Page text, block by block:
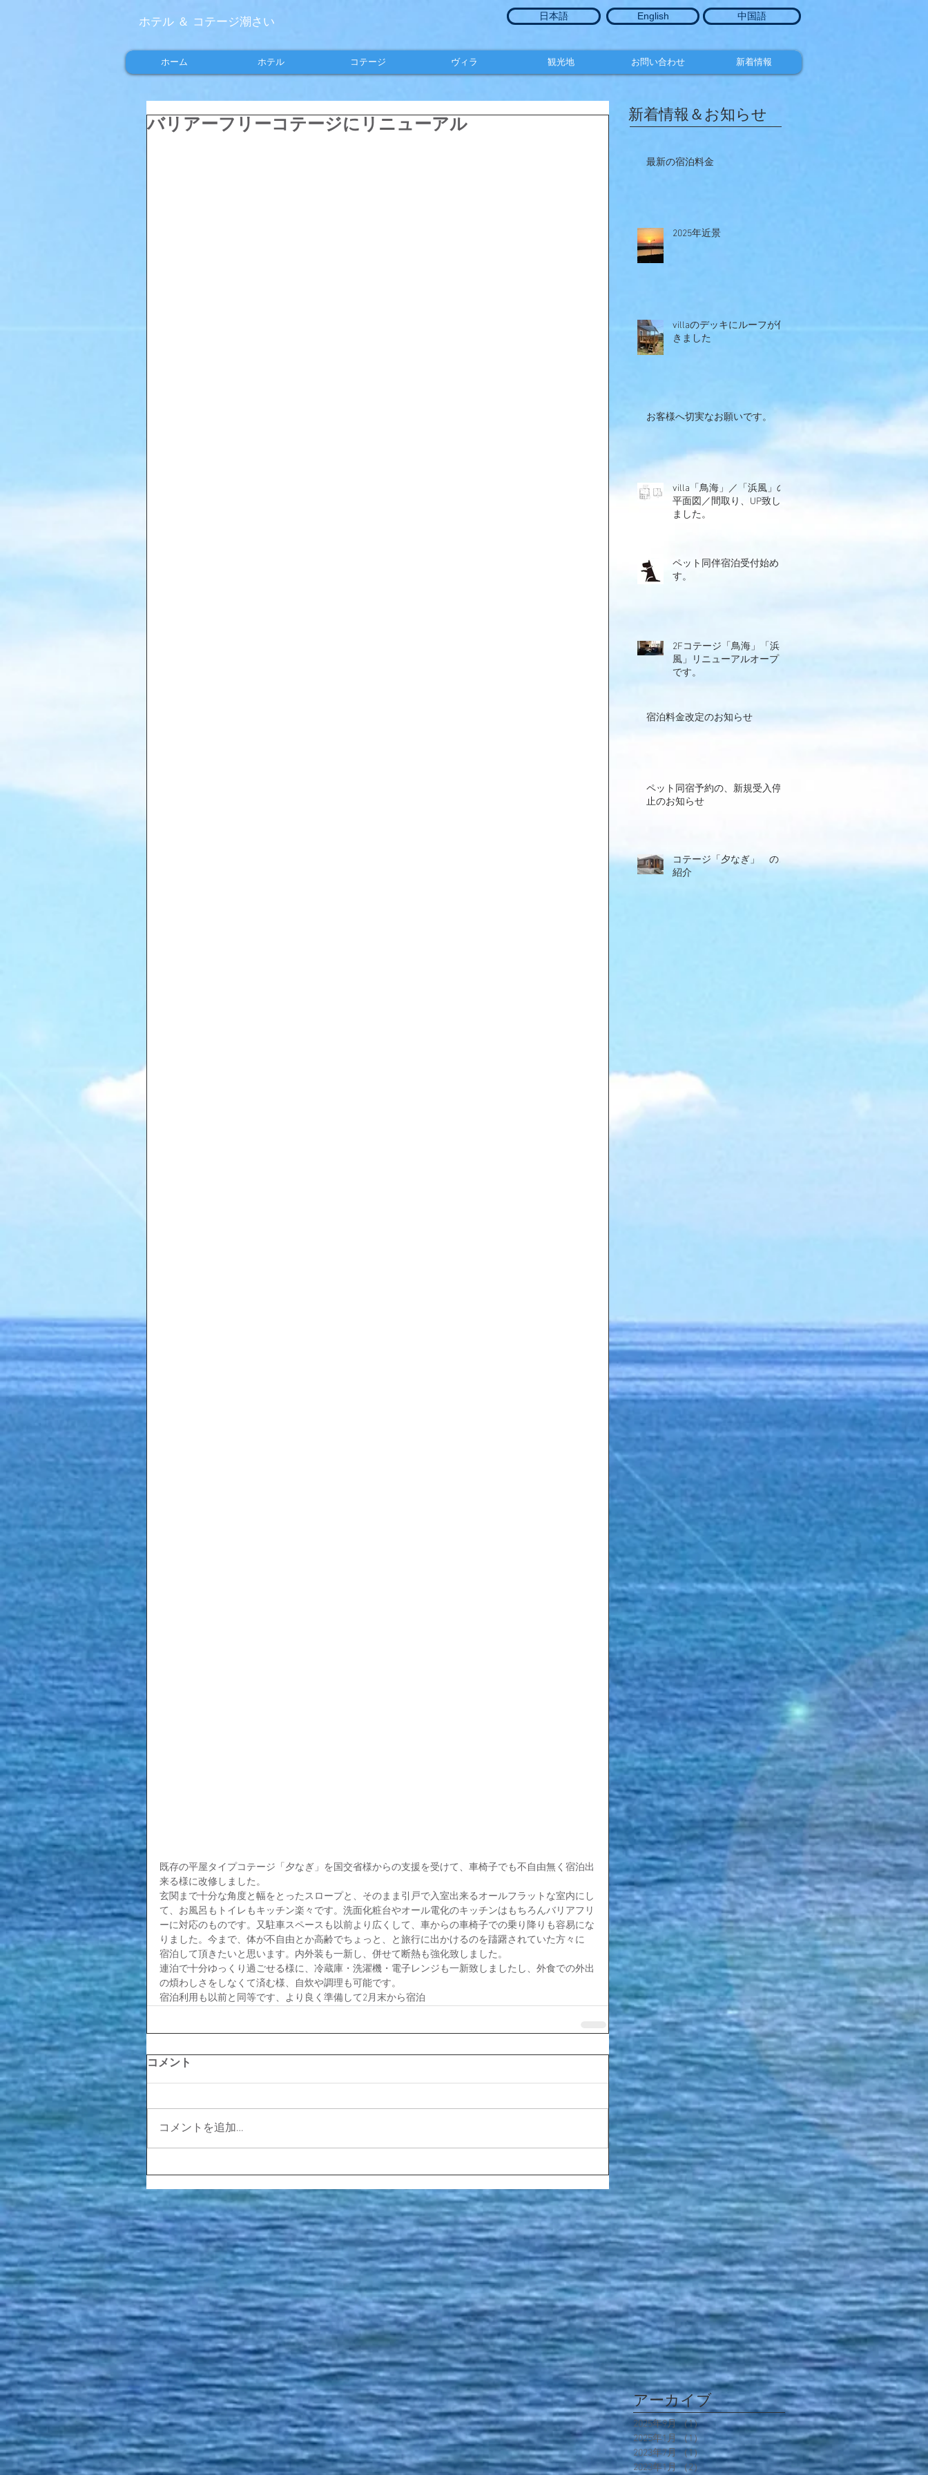
ホテル ＆ コテージ潮さい 日本語 English 中国語
ホーム ホテル コテージ ヴィラ 観光地 お問い合わせ 新着情報
バリアーフリーコテージにリニューアル
既存の平屋タイプコテージ「夕なぎ」を国交省様からの支援を受けて、車椅子でも不自由無く宿泊出
来る様に改修しました。
玄関まで十分な角度と幅をとったスロープと、そのまま引戸で入室出来るオールフラットな室内にし
て、お風呂もトイレもキッチン楽々です。洗面化粧台やオール電化のキッチンはもちろんバリアフリ
ーに対応のものです。又駐車スペースも以前より広くして、車からの車椅子での乗り降りも容易にな
りました。今まで、体が不自由とか高齢でちょっと、と旅行に出かけるのを躊躇されていた方々に
宿泊して頂きたいと思います。内外装も一新し、併せて断熱も強化致しました。
連泊で十分ゆっくり過ごせる様に、冷蔵庫・洗濯機・電子レンジも一新致しましたし、外食での外出
の煩わしさをしなくて済む様、自炊や調理も可能です。
宿泊利用も以前と同等です、より良く準備して2月末から宿泊
コメント
コメントを追加…
新着情報＆お知らせ
最新の宿泊料金
2025年近景
villaのデッキにルーフが付
きました
お客様へ切実なお願いです。
villa「鳥海」／「浜風」の
平面図／間取り、UP致し
ました。
ペット同伴宿泊受付始めま
す。
2Fコテージ「鳥海」「浜
風」リニューアルオープン
です。
宿泊料金改定のお知らせ
ペット同宿予約の、新規受入停
止のお知らせ
コテージ「夕なぎ」 のご
紹介
アーカイブ
2025年9月（1）1件の記事
2025年1月（1）1件の記事
2023年7月（1）1件の記事
2023年1月（2） 2件の記事